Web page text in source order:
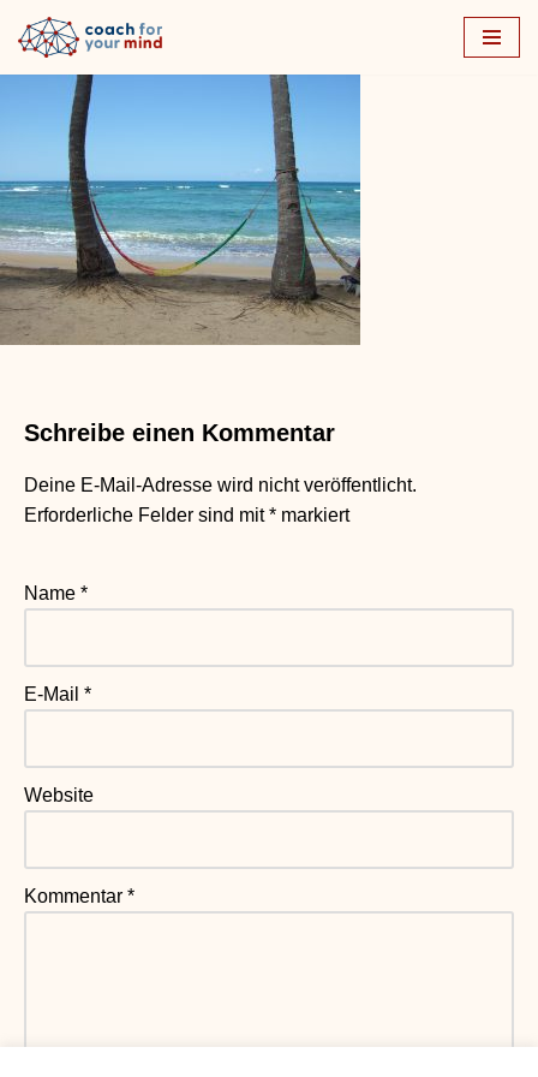
springen
Schreibe einen Kommentar
Deine E-Mail-Adresse wird nicht veröffentlicht.
Erforderliche Felder sind mit* markiert
Name *
E-Mail *
Website
Kommentar *